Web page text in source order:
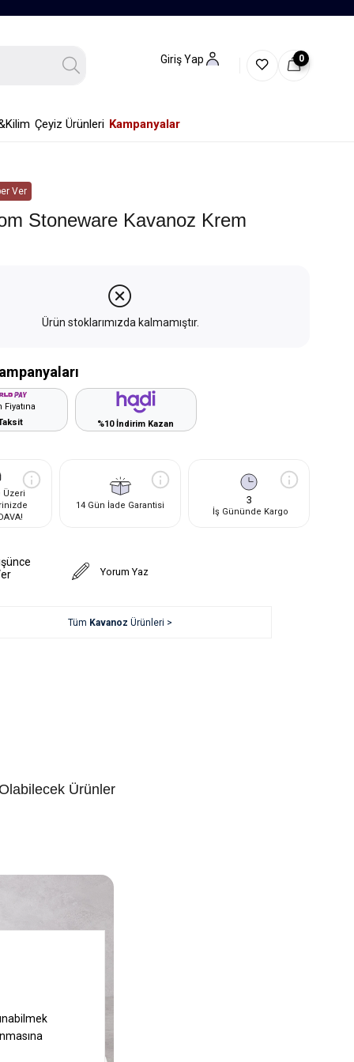
Giriş Yap 0
Çeyiz Ürünleri Kampanyalar
Ver
Stoneware Kavanoz Krem
Ürün stoklarımızda kalmamıştır.
Fiyatına
%10 İndirim Kazan
Üzeri
14 Gün İade Garantisi 3
İş Gününde Kargo
Yorum Yaz
Tüm Kavanoz Ürünleri >
Ürünler